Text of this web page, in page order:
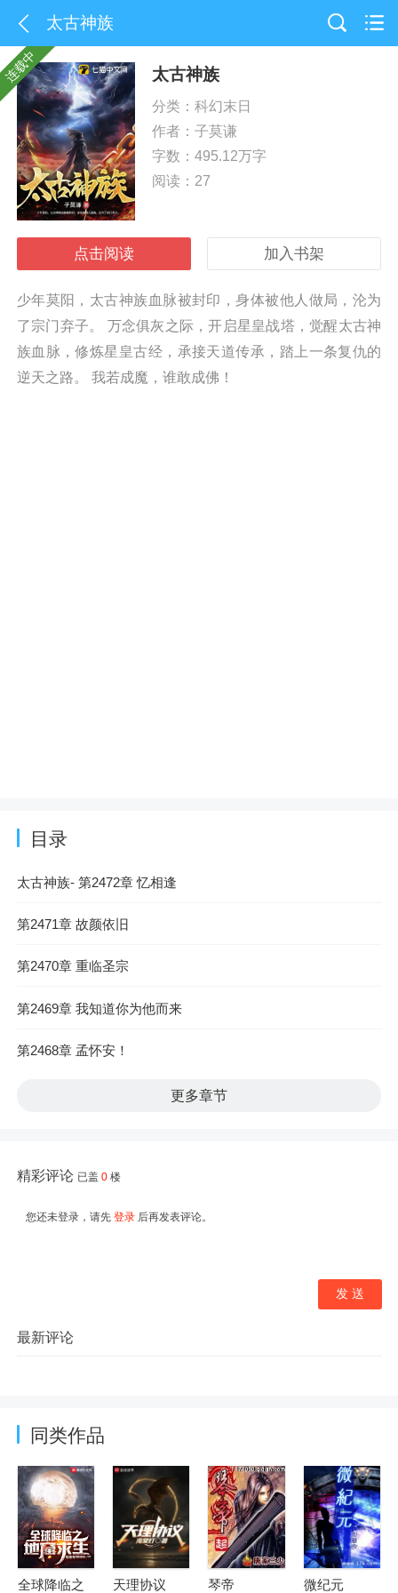
太古神族
连载中 太古神族
分类：科幻末日
作者： 子莫谦
字数：495.12万字
阅读：27
点击阅读 加入书架
少年莫阳，太古神族血脉被封印，身体被他人做局，沦为
了宗门弃子。 万念俱灰之际，开启星皇战塔，觉醒太古神
族血脉，修炼星皇古经，承接天道传承，踏上一条复仇的
逆天之路。 我若成魔，谁敢成佛！
目录
太古神族- 第2472章 忆相逢
第2471章 故颜依旧
第2470章 重临圣宗
第2469章 我知道你为他而来
第2468章 孟怀安！
更多章节
同类作品
全球降临之
天理协议 琴帝 微纪元